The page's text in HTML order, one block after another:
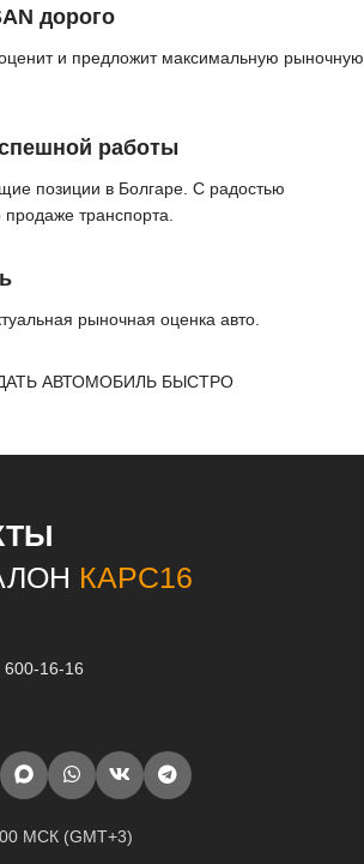
дорого
и предложит максимальную рыночную
работы
позиции в Болгаре. С радостью
транспорта.
рыночная оценка авто.
АВТОМОБИЛЬ БЫСТРО
КАРС16
600-16-16
МСК (GMT+3)